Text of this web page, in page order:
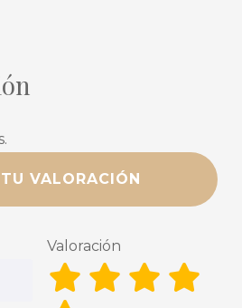
VALORACIÓN
Valoración